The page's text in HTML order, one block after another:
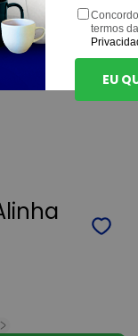
termos
EU